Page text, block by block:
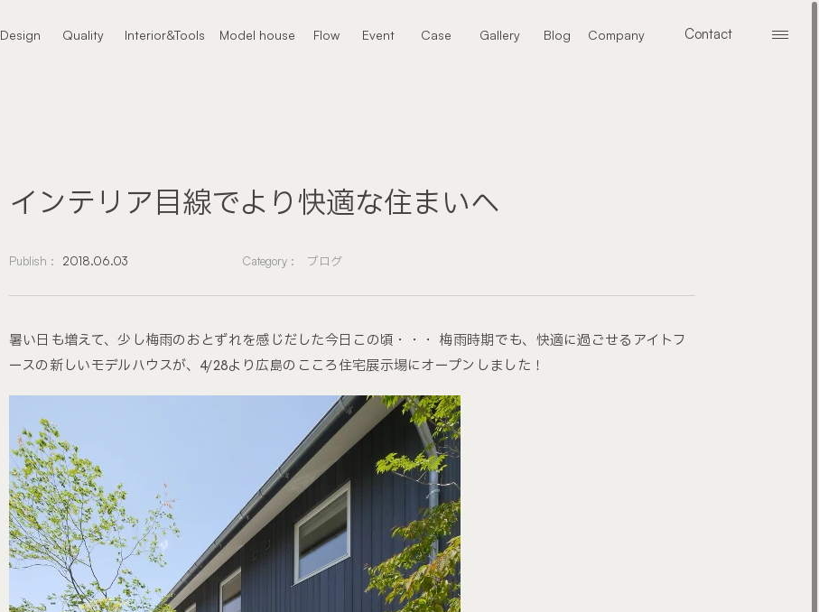
本文までスキップする
Design Quality Interior&Tools Model house Flow Event Case Gallery Blog Company Contact
インテリア目線でより快適な住まいへ
Publish : 2018.06.03 Category : ブログ
暑い日も増えて、少し梅雨のおとずれを感じだした今日この頃・・・ 梅雨時期でも、快適に過ごせるアイトフ
ースの新しいモデルハウスが、4/28より広島のこころ住宅展示場にオープンしました！